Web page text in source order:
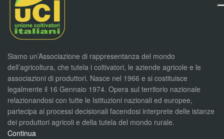
Siamo un’Associazione di rappresentanza del mondo
dell’agricoltura, che tutela i coltivatori, le aziende agricole e le
associazioni di produttori. Nasce nel 1966 e si costituisce
legalmente il 16 Gennaio 1974. Opera sul territorio nazionale
relazionandosi con tutte le Istituzioni nazionali ed europee,
partecipa ai processi decisionali facendosi interprete delle istanze
dei produttori agricoli e della tutela del mondo rurale.
Continua